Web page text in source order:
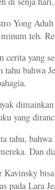
Yong
teh.
cerita yang
tahu bahwa
yang
tahu,
Dan
pada Lara